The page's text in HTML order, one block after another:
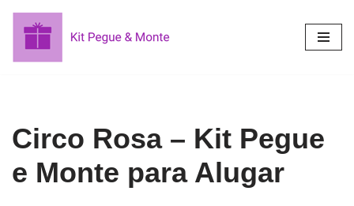
para
Circo Rosa – Kit Pegue
e Monte para Alugar